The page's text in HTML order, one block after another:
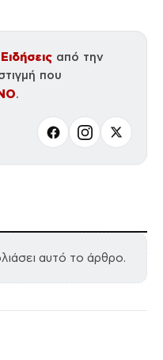
Ειδήσεις από την
που
.
αυτό το άρθρο.